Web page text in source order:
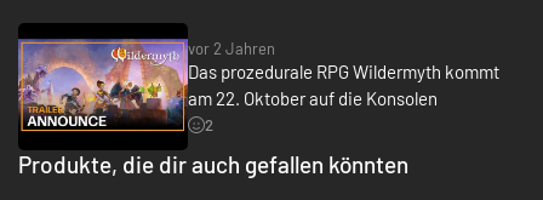
Mythen, die du erzählst, dein ganz eigenes Pantheon der Legenden
entstehen.
vor 2 Jahren
Das prozedurale RPG Wildermyth kommt
am 22. Oktober auf die Konsolen
2
Produkte, die dir auch gefallen könnten